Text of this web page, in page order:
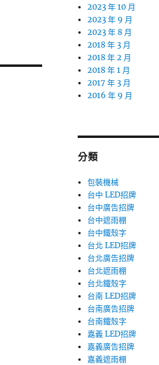
2023 年 10 月
2023 年 9 月
2023 年 8 月
2018 年 3 月
2018 年 2 月
2018 年 1 月
2017 年 3 月
2016 年 9 月
分類
包裝機械
台中 LED招牌
台中廣告招牌
台中遮雨棚
台中鐵殼字
台北 LED招牌
台北廣告招牌
台北遮雨棚
台北鐵殼字
台南 LED招牌
台南廣告招牌
台南鐵殼字
嘉義 LED招牌
嘉義廣告招牌
嘉義遮雨棚